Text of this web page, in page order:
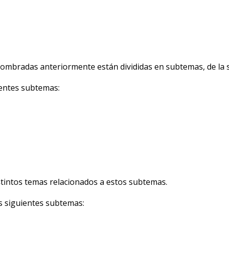
anteriormente están divididas en subtemas, de la
subtemas:
temas relacionados a estos subtemas.
siguientes subtemas: